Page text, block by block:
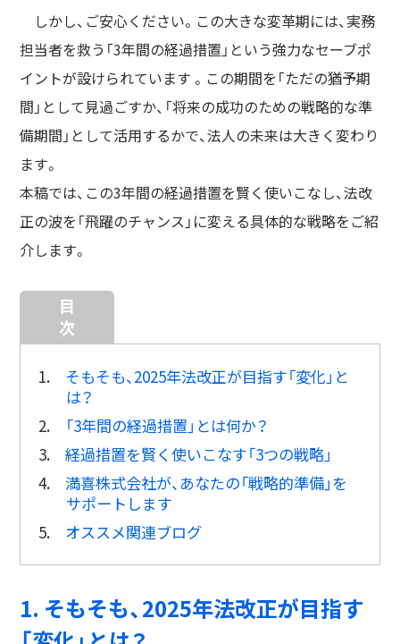
しかし、ご安心ください。この大きな変革期には、実務
担当者を救う「3年間の経過措置」という強力なセーブポ
イントが設けられています 。この期間を「ただの猶予期
間」として見過ごすか、「将来の成功のための戦略的な準
備期間」として活用するかで、法人の未来は大きく変わり
ます。
本稿では、この3年間の経過措置を賢く使いこなし、法改
正の波を「飛躍のチャンス」に変える具体的な戦略をご紹
介します。
目
次
1. そもそも、2025年法改正が目指す「変化」と
は？
2.
「3年間の経過措置」とは何か？
3.経過措置を賢く使いこなす「3つの戦略」
4.満喜株式会社が、あなたの「戦略的準備」を
サポートします
5. オススメ関連ブログ
1. そもそも、2025年法改正が目指す